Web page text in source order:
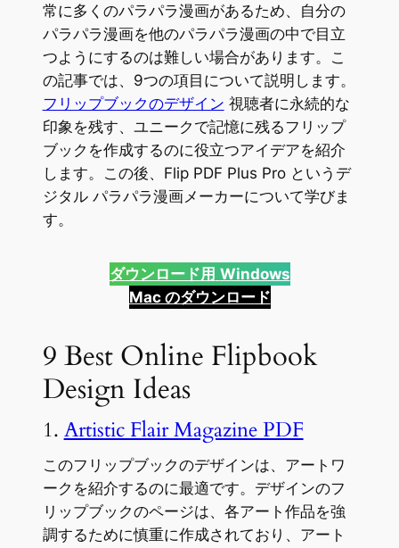
常に多くのパラパラ漫画があるため、自分の
パラパラ漫画を他のパラパラ漫画の中で目立
つようにするのは難しい場合があります。こ
の記事では、9つの項目について説明します。
フリップブックのデザイン 視聴者に永続的な
印象を残す、ユニークで記憶に残るフリップ
ブックを作成するのに役立つアイデアを紹介
します。この後、Flip PDF Plus Pro というデ
ジタル パラパラ漫画メーカーについて学びま
す。
ダウンロード用 Windows
Mac のダウンロード
9 Best Online Flipbook
Design Ideas
1. Artistic Flair Magazine PDF
このフリップブックのデザインは、アートワ
ークを紹介するのに最適です。デザインのフ
リップブックのページは、各アート作品を強
調するために慎重に作成されており、アート